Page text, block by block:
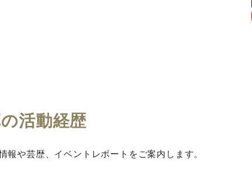
活動経歴
報や芸歴、イベントレポートをご案内します。